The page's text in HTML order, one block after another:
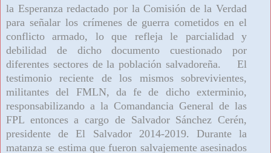
la Esperanza redactado por la Comisión de la Verdad
para señalar los crímenes de guerra cometidos en el
conflicto armado, lo que refleja le parcialidad y
debilidad de dicho documento cuestionado por
diferentes sectores de la población salvadoreña. El
testimonio reciente de los mismos sobrevivientes,
militantes del FMLN, da fe de dicho exterminio,
responsabilizando a la Comandancia General de las
FPL entonces a cargo de Salvador Sánchez Cerén,
presidente de El Salvador 2014-2019. Durante la
matanza se estima que fueron salvajemente asesinados